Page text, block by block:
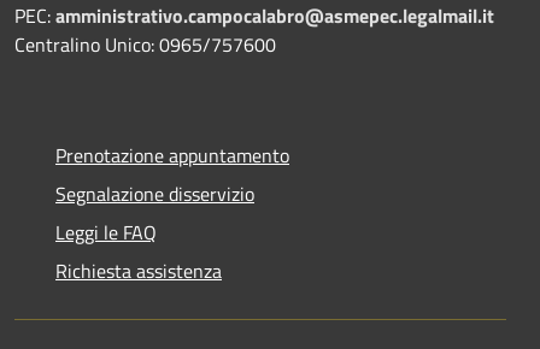
PEC:amministrativo.campocalabro@asmepec.legalmail.it
Centralino Unico: 0965/757600
Prenotazione appuntamento
Segnalazione disservizio
Leggi le FAQ
Richiesta assistenza